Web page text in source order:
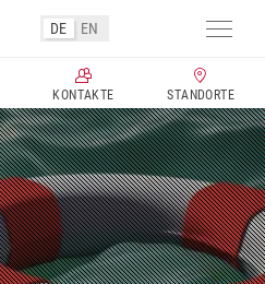
KONTAKTE STANDORTE
DE EN